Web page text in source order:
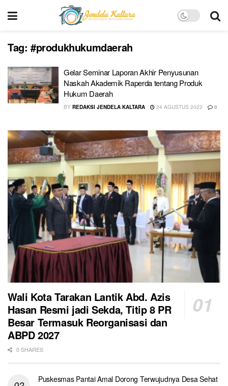
Tag: #produkhukumdaerah
Gelar Seminar Laporan Akhir Penyusunan
Naskah Akademik Raperda tentang Produk
Hukum Daerah
BY REDAKSI JENDELA KALTARA 24 AGUSTUS 2022 0
Wali Kota Tarakan Lantik Abd. Azis
Hasan Resmi jadi Sekda, Titip 8 PR
Besar Termasuk Reorganisasi dan
ABPD 2027
0 SHARES
Puskesmas Pantai Amal Dorong Terwujudnya Desa Sehat